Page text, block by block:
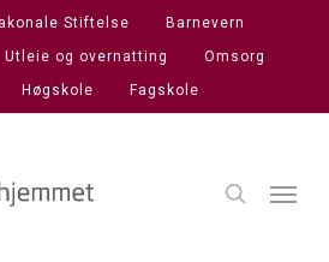
Stiftelse
Barnevern
Utleie og overnatting
Omsorg
Høgskole Fagskole
Menu